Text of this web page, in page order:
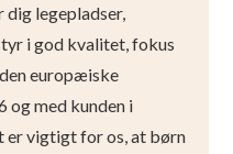
dig legepladser,
i god kvalitet, fokus
europæiske
og med kunden i
er vigtigt for os, at børn